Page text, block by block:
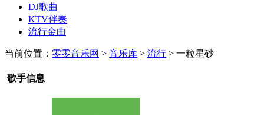
DJ歌曲
KTV伴奏
流行金曲
当前位置： 零零音乐网 > 音乐库 > 流行 > 一粒星砂
歌手信息